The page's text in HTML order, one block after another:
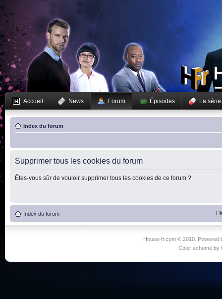
Accueil News Forum Épisodes La série
Index du forum
Supprimer tous les cookies du forum
Êtes-vous sûr de vouloir supprimer tous les cookies de ce forum ?
Index du forum
House-fr.com © 2010. Powered
Color scheme by